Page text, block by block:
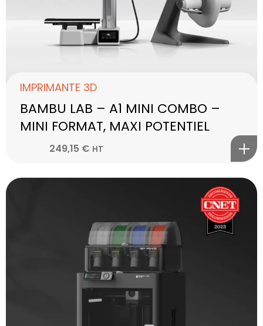
IMPRIMANTE 3D
BAMBU LAB – A1 MINI COMBO –
MINI FORMAT, MAXI POTENTIEL
249,15 € HT